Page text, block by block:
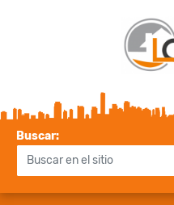
Buscar: